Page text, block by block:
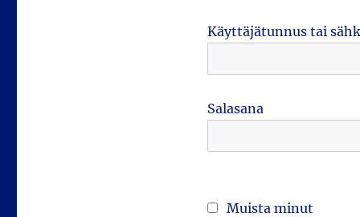
Käyttäjätunnus tai
Salasana
Muista minut